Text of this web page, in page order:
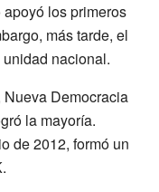
los primeros
más tarde, el
nacional.
Democracia
la mayoría.
de 2012, formó un